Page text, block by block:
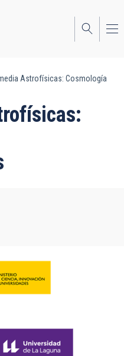
Astrofísicas: Cosmología